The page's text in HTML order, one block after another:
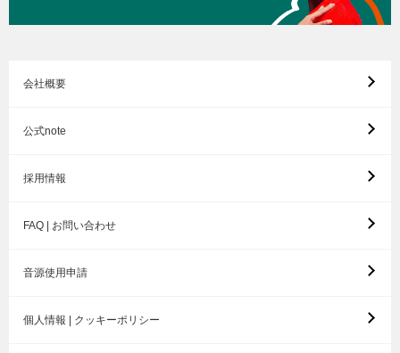
会社概要
公式note
採用情報
FAQ | お問い合わせ
音源使用申請
個人情報 | クッキーポリシー